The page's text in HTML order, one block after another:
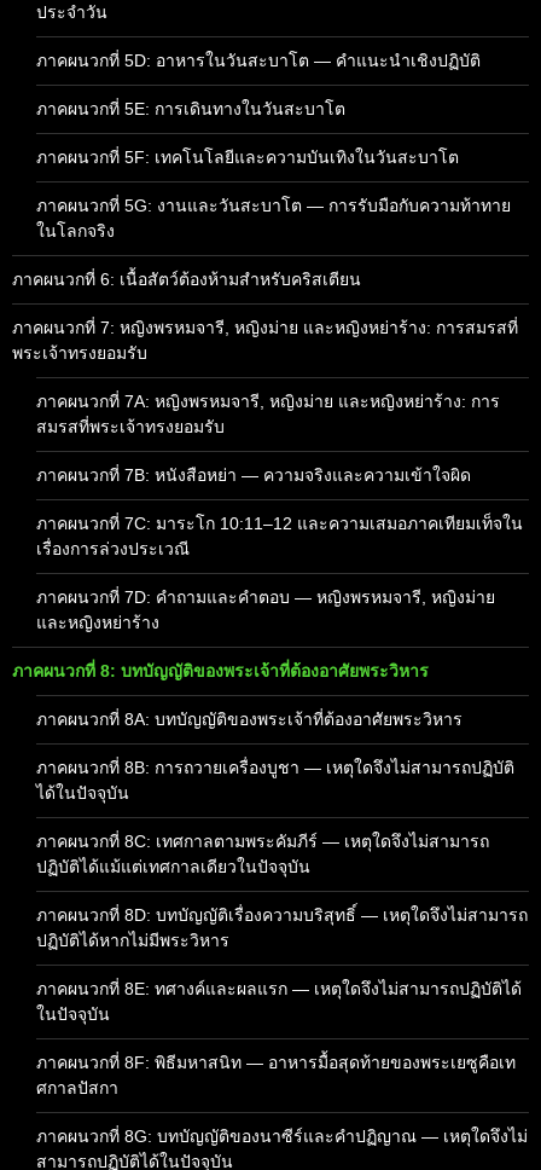
ประจำวัน
ภาคผนวกที่ 5D: อาหารในวันสะบาโต — คำแนะนำเชิงปฏิบัติ
ภาคผนวกที่ 5E: การเดินทางในวันสะบาโต
ภาคผนวกที่ 5F: เทคโนโลยีและความบันเทิงในวันสะบาโต
ภาคผนวกที่ 5G: งานและวันสะบาโต — การรับมือกับความท้าทาย
ในโลกจริง
ภาคผนวกที่ 6: เนื้อสัตว์ต้องห้ามสำหรับคริสเตียน
ภาคผนวกที่ 7: หญิงพรหมจารี, หญิงม่าย และหญิงหย่าร้าง: การสมรสที่
พระเจ้าทรงยอมรับ
ภาคผนวกที่ 7A: หญิงพรหมจารี, หญิงม่าย และหญิงหย่าร้าง: การ
สมรสที่พระเจ้าทรงยอมรับ
ภาคผนวกที่ 7B: หนังสือหย่า — ความจริงและความเข้าใจผิด
ภาคผนวกที่ 7C: มาระโก 10:11–12 และความเสมอภาคเทียมเท็จใน
เรื่องการล่วงประเวณี
ภาคผนวกที่ 7D: คำถามและคำตอบ — หญิงพรหมจารี, หญิงม่าย
และหญิงหย่าร้าง
ภาคผนวกที่ 8: บทบัญญัติของพระเจ้าที่ต้องอาศัยพระวิหาร
ภาคผนวกที่ 8A: บทบัญญัติของพระเจ้าที่ต้องอาศัยพระวิหาร
ภาคผนวกที่ 8B: การถวายเครื่องบูชา — เหตุใดจึงไม่สามารถปฏิบัติ
ได้ในปัจจุบัน
ภาคผนวกที่ 8C: เทศกาลตามพระคัมภีร์ — เหตุใดจึงไม่สามารถ
ปฏิบัติได้แม้แต่เทศกาลเดียวในปัจจุบัน
ภาคผนวกที่ 8D: บทบัญญัติเรื่องความบริสุทธิ์ — เหตุใดจึงไม่สามารถ
ปฏิบัติได้หากไม่มีพระวิหาร
ภาคผนวกที่ 8E: ทศางค์และผลแรก — เหตุใดจึงไม่สามารถปฏิบัติได้
ในปัจจุบัน
ภาคผนวกที่ 8F: พิธีมหาสนิท — อาหารมื้อสุดท้ายของพระเยซูคือเท
ศกาลปัสกา
ภาคผนวกที่ 8G: บทบัญญัติของนาซีร์และคำปฏิญาณ — เหตุใดจึงไม่
สามารถปฏิบัติได้ในปัจจุบัน